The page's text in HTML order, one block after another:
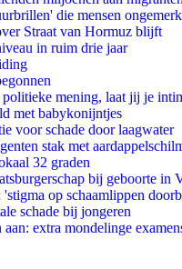
die mensen
Straat van Hormuz blijft
in ruim drie jaar
politieke mening, laat jij je
met babykonijntjes
voor schade door laagwater
stak met
32 graden
bij geboorte in
op schaamlippen
schade bij jongeren
extra mondelinge